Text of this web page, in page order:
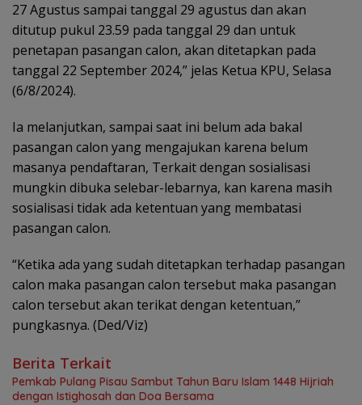
27 Agustus sampai tanggal 29 agustus dan akan
ditutup pukul 23.59 pada tanggal 29 dan untuk
penetapan pasangan calon, akan ditetapkan pada
tanggal 22 September 2024,” jelas Ketua KPU, Selasa
(6/8/2024).
Ia melanjutkan, sampai saat ini belum ada bakal
pasangan calon yang mengajukan karena belum
masanya pendaftaran, Terkait dengan sosialisasi
mungkin dibuka selebar-lebarnya, kan karena masih
sosialisasi tidak ada ketentuan yang membatasi
pasangan calon.
“Ketika ada yang sudah ditetapkan terhadap pasangan
calon maka pasangan calon tersebut maka pasangan
calon tersebut akan terikat dengan ketentuan,”
pungkasnya. (Ded/Viz)
Berita Terkait
Pemkab Pulang Pisau Sambut Tahun Baru Islam 1448 Hijriah
dengan Istighosah dan Doa Bersama